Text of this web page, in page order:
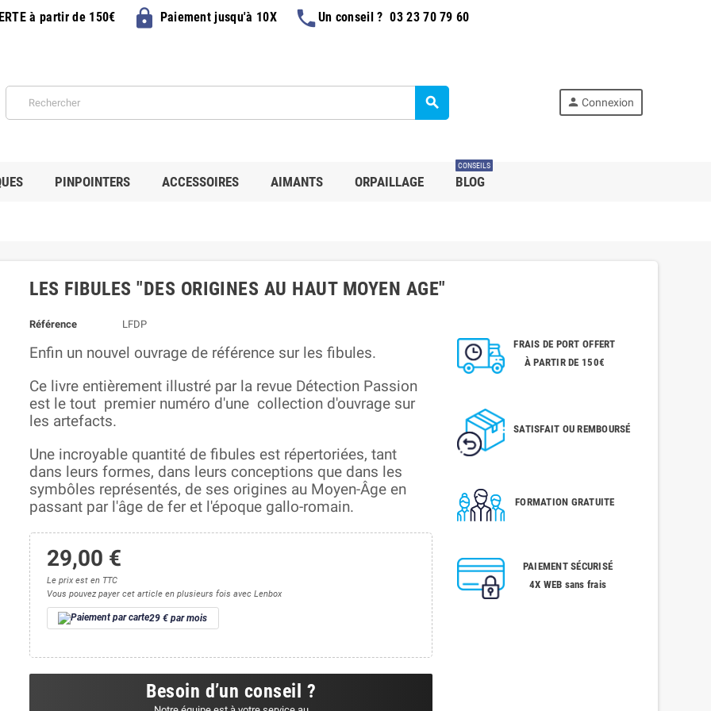
à partir de 150€ lockPaiement jusqu'à 10X phoneUn conseil ? 03 23 70 79 60
search person Connexion
PINPOINTERS ACCESSOIRES AIMANTS ORPAILLAGE BLOG
CONSEILS
LES FIBULES "DES ORIGINES AU HAUT MOYEN AGE"
Référence LFDP
Enfin un nouvel ouvrage de référence surles fibules.
Ce livre entièrement illustré par la revue Détection Passion
est le tout premier numéro d'une collection d'ouvrage sur
les artefacts.
Une incroyable quantité de fibules est répertoriées, tant
dans leurs formes, dans leurs conceptions que dans les
symbôles représentés, de ses origines au Moyen-Âge en
passant par l'âge de fer et l'époque gallo-romain.
29,00 €
Le prix est en TTC
Vous pouvez payer cet article en plusieurs fois avec Lenbox
29 € par mois
Besoin d’un conseil ?
FRAIS DE PORT OFFERT
À PARTIR DE 150€
SATISFAIT OU REMBOURSÉ
FORMATION GRATUITE
PAIEMENT SÉCURISÉ
4X WEB sans frais